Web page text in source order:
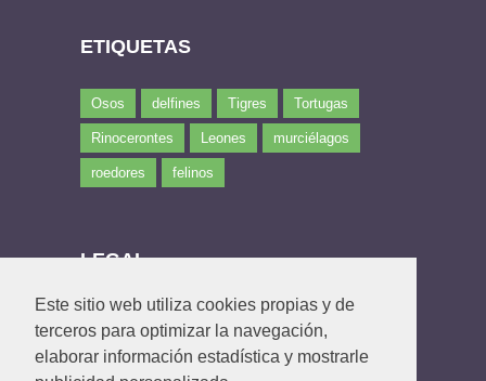
Este sitio web utiliza cookies propias y de
terceros para optimizar la navegación,
elaborar información estadística y mostrarle
ETIQUETAS
Osos delfines Tigres Tortugas
Rinocerontes Leones murciélagos
roedores felinos
LEGAL
Política de privacidad
Política de Cookies
Contacto